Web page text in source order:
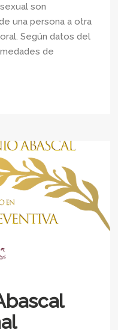
son
una persona a otra
Según datos del
de